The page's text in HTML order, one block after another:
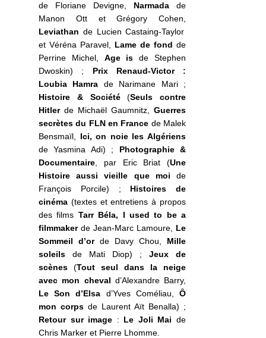
de Floriane Devigne, Narmada de
Manon Ott et Grégory Cohen,
Leviathan de Lucien Castaing-Taylor
et Véréna Paravel, Lame de fond de
Perrine Michel, Age is de Stephen
Dwoskin) ; Prix Renaud-Victor :
Loubia Hamra de Narimane Mari ;
Histoire & Société(Seuls contre
Hitlerde Michaël Gaumnitz,Guerres
secrètes du FLN en France de Malek
Bensmaïl, Ici, on noie les Algériens
de Yasmina Adi) ; Photographie &
Documentaire , par Eric Briat (Une
Histoire aussi vieille que moi de
François Porcile) ; Histoires de
cinéma (textes et entretiens à propos
des films Tarr Béla, I used to be a
filmmakerde Jean-Marc Lamoure, Le
Sommeil d’orde Davy Chou, Mille
soleils de Mati Diop) ;Jeux de
scènes (Tout seul dans la neige
avec mon cheval d’Alexandre Barry,
Le Son d’Elsa d’Yves Coméliau,Ȏ
mon corpsde Laurent Aït Benalla) ;
Retour sur image : Le Joli Mai de
Chris Marker et Pierre Lhomme.